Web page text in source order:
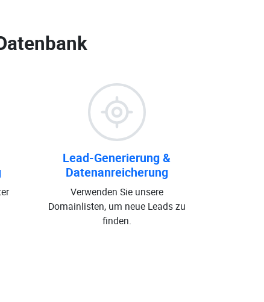
Lead-Generierung &
Datenanreicherung
Verwenden Sie unsere
Domainlisten, um neue Leads zu
finden.